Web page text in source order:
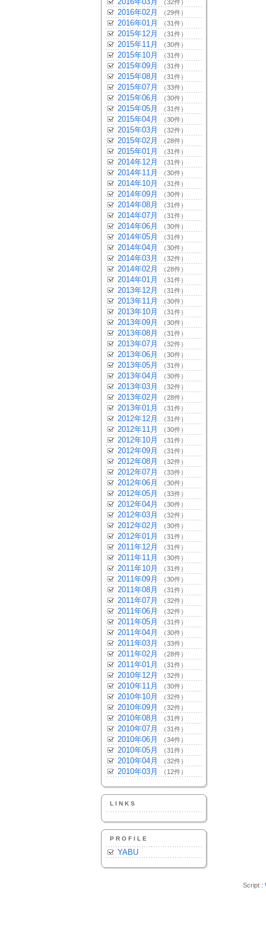
（32件）
2016年02月 （29件）
2016年01月 （31件）
2015年12月 （31件）
2015年11月 （30件）
2015年10月 （31件）
2015年09月 （31件）
2015年08月 （31件）
2015年07月 （33件）
2015年06月 （30件）
2015年05月 （31件）
2015年04月 （30件）
2015年03月 （32件）
2015年02月 （28件）
2015年01月 （31件）
2014年12月 （31件）
2014年11月 （30件）
2014年10月 （31件）
2014年09月 （30件）
2014年08月 （31件）
2014年07月 （31件）
2014年06月 （30件）
2014年05月 （31件）
2014年04月 （30件）
2014年03月 （32件）
2014年02月 （28件）
2014年01月 （31件）
2013年12月 （31件）
2013年11月 （30件）
2013年10月 （31件）
2013年09月 （30件）
2013年08月 （31件）
2013年07月 （32件）
2013年06月 （30件）
2013年05月 （31件）
2013年04月 （30件）
2013年03月 （32件）
2013年02月 （28件）
2013年01月 （31件）
2012年12月 （31件）
2012年11月 （30件）
2012年10月 （31件）
2012年09月 （31件）
2012年08月 （32件）
2012年07月 （33件）
2012年06月 （30件）
2012年05月 （33件）
2012年04月 （30件）
2012年03月 （32件）
2012年02月 （30件）
2012年01月 （31件）
2011年12月 （31件）
2011年11月 （30件）
2011年10月 （31件）
2011年09月 （30件）
2011年08月 （31件）
2011年07月 （32件）
2011年06月 （32件）
2011年05月 （31件）
2011年04月 （30件）
2011年03月 （33件）
2011年02月 （28件）
2011年01月 （31件）
2010年12月 （32件）
2010年11月 （30件）
2010年10月 （32件）
2010年09月 （32件）
2010年08月 （31件）
2010年07月 （31件）
2010年06月 （34件）
2010年05月 （31件）
2010年04月 （32件）
2010年03月 （12件）
LINKS
PROFILE
YABU
Script :